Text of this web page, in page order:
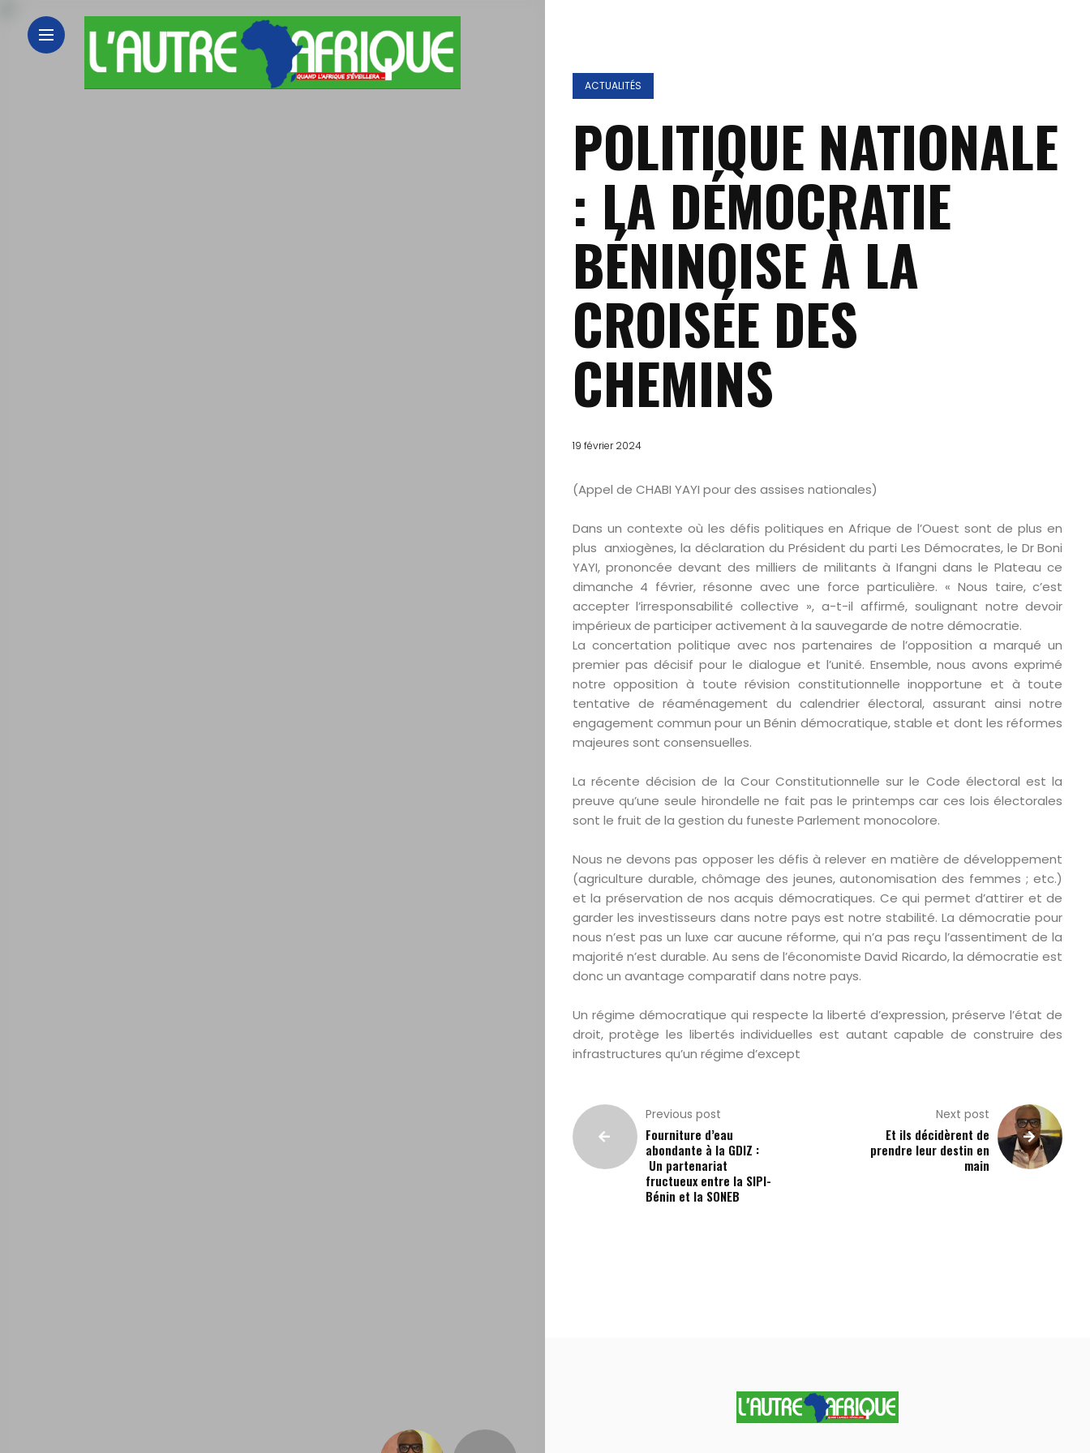
Accueil
A
Propos
Editorial
Actualités
Magazine
International
Contact
Search
ACTUALITÉS
POLITIQUE NATIONALE
: LA DÉMOCRATIE
BÉNINOISE À LA
CROISÉE DES
CHEMINS
19 février 2024
(Appel de CHABI YAYI pour des assises nationales)
Dans un contexte où les défis politiques en Afrique de l’Ouest sont de plus en
plus anxiogènes, la déclaration du Président du parti Les Démocrates, le Dr Boni
YAYI, prononcée devant des milliers de militants à Ifangni dans le Plateau ce
dimanche 4 février, résonne avec une force particulière. « Nous taire, c’est
accepter l’irresponsabilité collective », a-t-il affirmé, soulignant notre devoir
impérieux de participer activement à la sauvegarde de notre démocratie.
La concertation politique avec nos partenaires de l’opposition a marqué un
premier pas décisif pour le dialogue et l’unité. Ensemble, nous avons exprimé
notre opposition à toute révision constitutionnelle inopportune et à toute
tentative de réaménagement du calendrier électoral, assurant ainsi notre
engagement commun pour un Bénin démocratique, stable et dont les réformes
majeures sont consensuelles.
La récente décision de la Cour Constitutionnelle sur le Code électoral est la
preuve qu’une seule hirondelle ne fait pas le printemps car ces lois électorales
sont le fruit de la gestion du funeste Parlement monocolore.
Nous ne devons pas opposer les défis à relever en matière de développement
(agriculture durable, chômage des jeunes, autonomisation des femmes ; etc.)
et la préservation de nos acquis démocratiques. Ce qui permet d’attirer et de
garder les investisseurs dans notre pays est notre stabilité. La démocratie pour
nous n’est pas un luxe car aucune réforme, qui n’a pas reçu l’assentiment de la
majorité n’est durable. Au sens de l’économiste David Ricardo, la démocratie est
donc un avantage comparatif dans notre pays.
Un régime démocratique qui respecte la liberté d’expression, préserve l’état de
droit, protège les libertés individuelles est autant capable de construire des
infrastructures qu’un régime d’except
Previous post
Fourniture d’eau
abondante à la GDIZ :
Un partenariat
fructueux entre la SIPI-
Bénin et la SONEB
Next post
Et ils décidèrent de
prendre leur destin en
main